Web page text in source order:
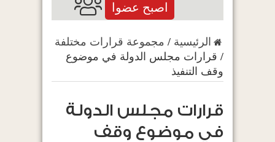
اصبح عضوا
الرئيسية / مجموعة قرارات مختلفة
/ قرارات مجلس الدولة في موضوع
وقف التنفيذ
قرارات مجلس الدولة
في موضوع وقف